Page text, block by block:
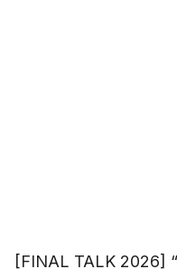
[FINAL TALK 2026]